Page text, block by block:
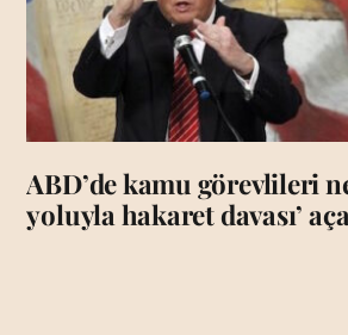
ABD’de kamu görevlileri
yoluyla hakaret davası’